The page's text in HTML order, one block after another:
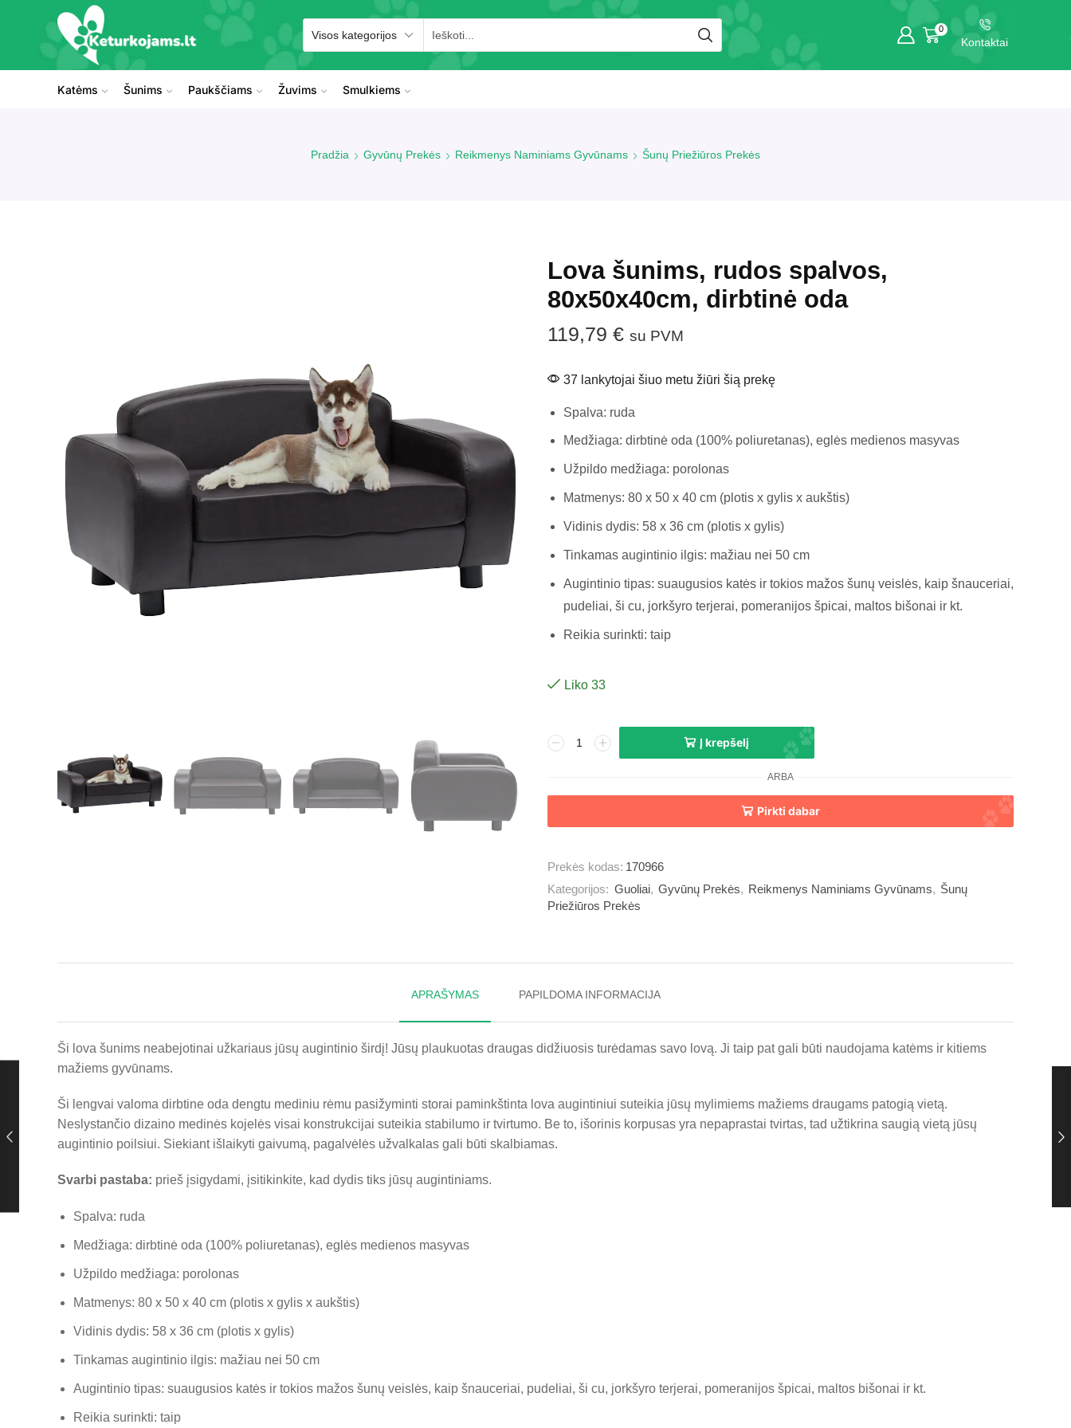
0
Kontaktai
Katėms Šunims Paukščiams Žuvims Smulkiems
Pradžia Gyvūnų Prekės Reikmenys Naminiams Gyvūnams Šunų Priežiūros Prekės
Lova šunims, rudos spalvos,
80x50x40cm, dirbtinė oda
119,79 € su PVM
37 lankytojai šiuo metu žiūri šią prekę
Spalva: ruda
Medžiaga: dirbtinė oda (100% poliuretanas), eglės medienos masyvas
Užpildo medžiaga: porolonas
Matmenys: 80 x 50 x 40 cm (plotis x gylis x aukštis)
Vidinis dydis: 58 x 36 cm (plotis x gylis)
Tinkamas augintinio ilgis: mažiau nei 50 cm
Augintinio tipas: suaugusios katės ir tokios mažos šunų veislės, kaip šnauceriai,
pudeliai, ši cu, jorkšyro terjerai, pomeranijos špicai, maltos bišonai ir kt.
Reikia surinkti: taip
Liko 33
Į krepšelį
ARBA
Pirkti dabar
Prekės kodas: 170966
Kategorijos: Guoliai, Gyvūnų Prekės, Reikmenys Naminiams Gyvūnams, Šunų
Priežiūros Prekės
APRAŠYMAS PAPILDOMA INFORMACIJA
Ši lova šunims neabejotinai užkariaus jūsų augintinio širdį! Jūsų plaukuotas draugas didžiuosis turėdamas savo lovą. Ji taip pat gali būti naudojama katėms ir kitiems
mažiems gyvūnams.
Ši lengvai valoma dirbtine oda dengtu mediniu rėmu pasižyminti storai paminkštinta lova augintiniui suteikia jūsų mylimiems mažiems draugams patogią vietą.
Neslystančio dizaino medinės kojelės visai konstrukcijai suteikia stabilumo ir tvirtumo. Be to, išorinis korpusas yra nepaprastai tvirtas, tad užtikrina saugią vietą jūsų
augintinio poilsiui. Siekiant išlaikyti gaivumą, pagalvėlės užvalkalas gali būti skalbiamas.
Svarbi pastaba: prieš įsigydami, įsitikinkite, kad dydis tiks jūsų augintiniams.
Spalva: ruda
Medžiaga: dirbtinė oda (100% poliuretanas), eglės medienos masyvas
Užpildo medžiaga: porolonas
Matmenys: 80 x 50 x 40 cm (plotis x gylis x aukštis)
Vidinis dydis: 58 x 36 cm (plotis x gylis)
Tinkamas augintinio ilgis: mažiau nei 50 cm
Augintinio tipas: suaugusios katės ir tokios mažos šunų veislės, kaip šnauceriai, pudeliai, ši cu, jorkšyro terjerai, pomeranijos špicai, maltos bišonai ir kt.
Reikia surinkti: taip